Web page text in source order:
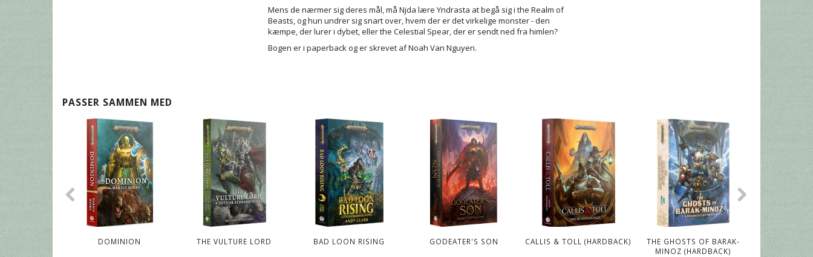
Mens de nærmer sig deres mål, må Njda lære Yndrasta at begå sig i the Realm of
Beasts, og hun undrer sig snart over, hvem der er det virkelige monster - den
kæmpe, der lurer i dybet, eller the Celestial Spear, der er sendt ned fra himlen?
Bogen er i paperback og er skrevet af Noah Van Nguyen.
PASSER SAMMEN MED
DOMINION THE VULTURE LORD BAD LOON RISING GODEATER'S SON CALLIS & TOLL (HARDBACK)
THE GHOSTS OF BARAK-
MINOZ (HARDBACK)
CHILDREN